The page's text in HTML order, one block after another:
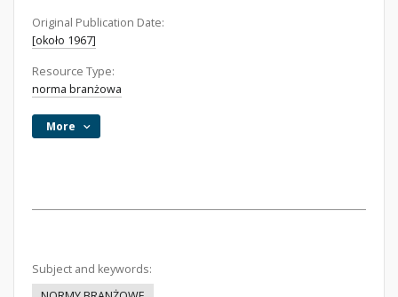
Original Publication Date:
[około 1967]
Resource Type:
norma branżowa
More
Subject and keywords: